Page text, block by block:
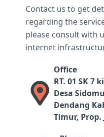
Contact us to get
regarding the
please consult with
internet
Office
RT. 01 SK 7
Desa
Dendang
Timur, Prop.